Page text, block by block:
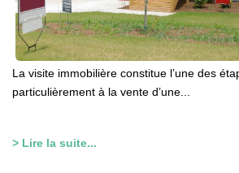
La visite immobilière constitue l’une des
particulièrement à la vente d’une...
> Lire la suite...